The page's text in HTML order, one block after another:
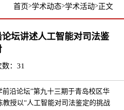
首页>学术动态>学术活动>正文
坛讲述人工智能对司法鉴
数：31
前沿论坛”第九十三期于青岛校区华
授以“人工智能对司法鉴定的挑战